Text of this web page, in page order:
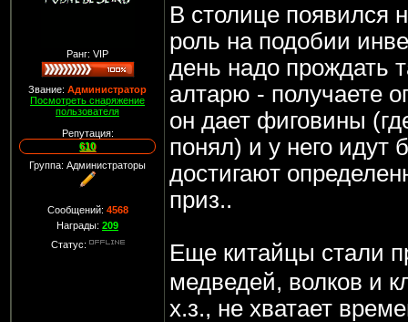
Ранг: VIP
Звание: Администратор
Посмотреть снаряжение
пользователя
Репутация:
610
Группа: Администраторы
Сообщений: 4568
Награды: 209
Статус:
В столице появился
роль на подобии
день надо прождать
алтарю - получаете
он дает фиговины
понял) и у него идут
достигают
приз..
Еще китайцы стали
медведей, волков и
х.з., не хватает